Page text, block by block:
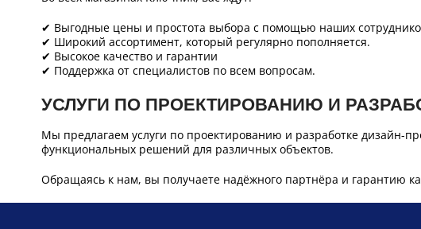
✔ Выгодные цены и простота выбора с помощью наших
✔ Широкий ассортимент, который регулярно пополняется.
✔ Высокое качество и гарантии
✔ Поддержка от специалистов по всем вопросам.
УСЛУГИ ПО ПРОЕКТИРОВАНИЮ И
Мы предлагаем услуги по проектированию и разработке дизайн-
функциональных решений для различных объектов.
Обращаясь к нам, вы получаете надёжного партнёра и гарантию